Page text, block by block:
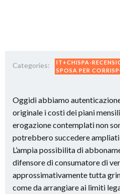
Categories:
IT+CHISPA-
SPOSA PER
Oggidi abbiamo
originale i costi dei piani
erogazione contemplati non
potrebbero succedere ampliati
L’ampia possibilita di
difensore di consumatore di
approssimativamente tutta
come da arrangiare ai limiti